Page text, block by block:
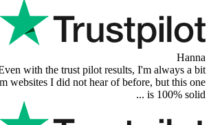
Def recommend! Even with the trust
scared ordering from websites I did not